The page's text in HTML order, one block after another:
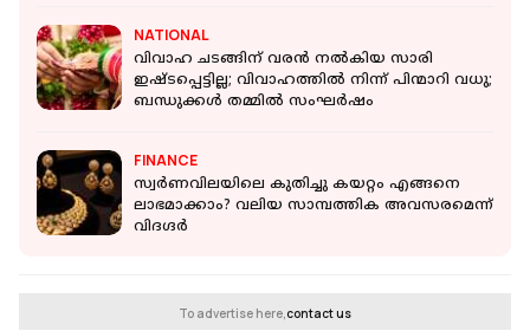
NATIONAL
വിവാഹ ചടങ്ങിന് വരൻ നൽകിയ സാരി
ഇഷ്ടപ്പെട്ടില്ല; വിവാഹത്തില്‍ നിന്ന് പിന്മാറി വധു;
ബന്ധുക്കള്‍ തമ്മിൽ സംഘര്‍ഷം
FINANCE
സ്വര്‍ണവിലയിലെ കുതിച്ചു കയറ്റം എങ്ങനെ
ലാഭമാക്കാം? വലിയ സാമ്പത്തിക അവസരമെന്ന്
വിദഗ്ദര്‍
To advertise here,contact us